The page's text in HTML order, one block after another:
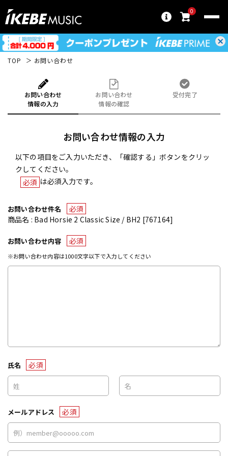
0
TOP お問い合わせ
お問い合わせ
情報の入力
お問い合わせ
情報の確認
受付完了
お問い合わせ情報の入力
以下の項目をご入力いただき、「確認する」ボタンをクリッ
クしてください。
必須 は必須入力です。
お問い合わせ件名
必須
商品名 : Bad Horsie 2 Classic Size / BH2 [767164]
お問い合わせ内容 必須
※お問い合わせ内容は1000文字以下で入力してください
氏名 必須
メールアドレス 必須